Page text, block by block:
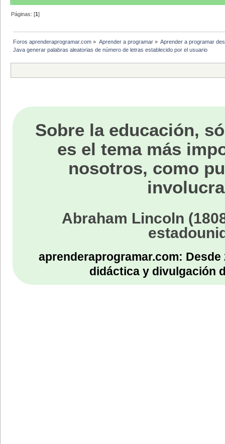
Páginas: [1]
Foros aprenderaprogramar.com » Aprender a programar» Aprender a programar
Java generar palabras aleatorias de número de letras establecido por el usuario
Sobre la educación,
es el tema más
nosotros, como
Abraham Lincoln
aprenderaprogramar.com:
didáctica y divulgación